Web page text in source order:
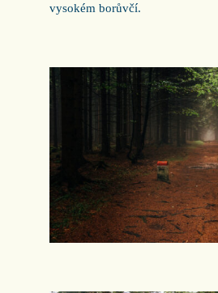
vysokém borůvčí.